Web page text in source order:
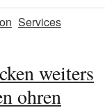
Services
weiters
ohren